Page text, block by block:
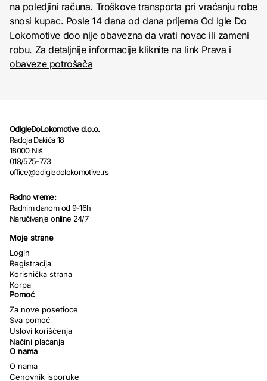
na poledjini računa. Troškove transporta pri vraćanju robe
snosi kupac. Posle 14 dana od dana prijema Od Igle Do
Lokomotive doo nije obavezna da vrati novac ili zameni
robu. Za detaljnije informacije kliknite na link Prava i
obaveze potrošača
OdIgleDoLokomotive d.o.o.
Radoja Dakića 18
18000 Niš
018/575-773
office@odigledolokomotive.rs
Radno vreme:
Radnim danom od 9-16h
Naručivanje online 24/7
Moje strane
Login
Registracija
Korisnička strana
Korpa
Pomoć
Za nove posetioce
Sva pomoć
Uslovi korišćenja
Načini plaćanja
O nama
O nama
Cenovnik isporuke